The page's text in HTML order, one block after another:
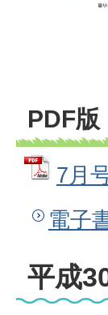
PDF版
7月
電子
平成